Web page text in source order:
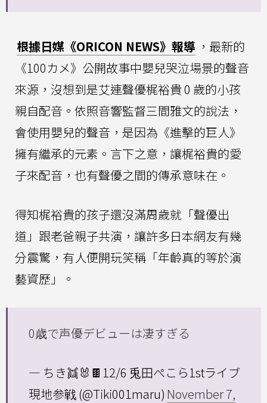
根據日媒《ORICON NEWS》報導 ，最新的
《100カメ》公開故事中嬰兒哭泣場景的聲音
來源，沒想到是艾連聲優梶裕貴 0 歲的小孩
親自配音。依照音響監督三間雅文的說法，
會使用嬰兒的聲音，是因為《進擊的巨人》
擁有繼承的元素。言下之意，讓梶裕貴的愛
子來配音，也有聲優之間的傳承意味在。
得知梶裕貴的孩子還沒滿周歲就「聲優出
道」跟老爸親子共演，讓許多日本網友有幾
分震驚，有人便開玩笑稱「年齡真的等於演
藝資歷」。
0歳で声優デビューは凄すぎる
— ちき👯🐰🍫12/6 兎田ぺこら1stライブ
現地参戦 (@Tiki001maru) November 7,